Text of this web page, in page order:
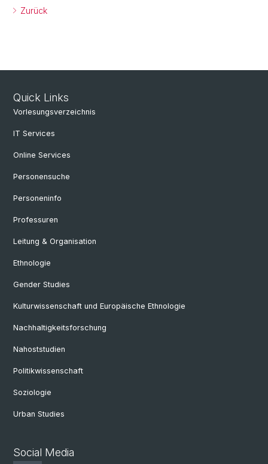
Zurück
Quick Links
Vorlesungsverzeichnis
IT Services
Online Services
Personensuche
Personeninfo
Professuren
Leitung & Organisation
Ethnologie
Gender Studies
Kulturwissenschaft und Europäische Ethnologie
Nachhaltigkeitsforschung
Nahoststudien
Politikwissenschaft
Soziologie
Urban Studies
Social Media